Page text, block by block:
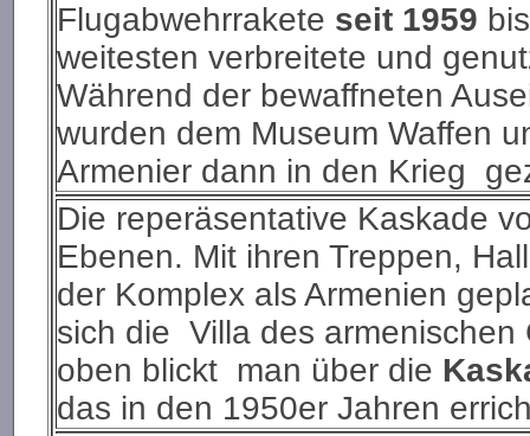
Flugabwehrrakete seit 1959
weitesten verbreitete und
Während der bewaffneten
wurden dem Museum Waffen
Armenier dann in den Krieg
Die reperäsentative Kaskade
Ebenen. Mit ihren Treppen,
der Komplex als Armenien
sich die Villa des
oben blickt man über die
das in den 1950er Jahren